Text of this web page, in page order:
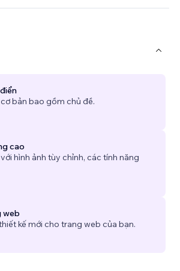
bản bao gồm chủ đề.
cao
hình ảnh tùy chỉnh, các tính năng
web
kế mới cho trang web của bạn.